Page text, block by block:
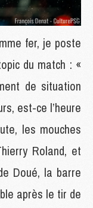
fer, je poste
du match : «
de situation
est-ce l’heure
les mouches
Roland, et
Doué, la barre
après le tir de